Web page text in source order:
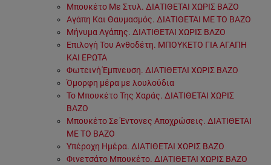
Μπουκέτο Με Στυλ. ΔΙΑΤΙΘΕΤΑΙ ΧΩΡΙΣ ΒΑΖΟ
Αγάπη Και Θαυμασμός. ΔΙΑΤΙΘΕΤΑΙ ΜΕ ΤΟ ΒΑΖΟ
Μήνυμα Αγάπης. ΔΙΑΤΙΘΕΤΑΙ ΧΩΡΙΣ ΒΑΖΟ
Επιλογή Του Ανθοδέτη. ΜΠΟΥΚΕΤΟ ΓΙΑ ΑΓΑΠΗ
ΚΑΙ ΕΡΩΤΑ
Φωτεινή Έμπνευση. ΔΙΑΤΙΘΕΤΑΙ ΧΩΡΙΣ ΒΑΖΟ
Όμορφη μέρα με λουλούδια
Το Μπουκέτο Της Χαράς. ΔΙΑΤΙΘΕΤΑΙ ΧΩΡΙΣ
ΒΑΖΟ
Μπουκέτο Σε Έντονες Αποχρώσεις. ΔΙΑΤΙΘΕΤΑΙ
ΜΕ ΤΟ ΒΑΖΟ
Υπέροχη Ημέρα. ΔΙΑΤΙΘΕΤΑΙ ΧΩΡΙΣ ΒΑΖΟ
Φινετσάτο Μπουκέτο. ΔΙΑΤΙΘΕΤΑΙ ΧΩΡΙΣ ΒΑΖΟ